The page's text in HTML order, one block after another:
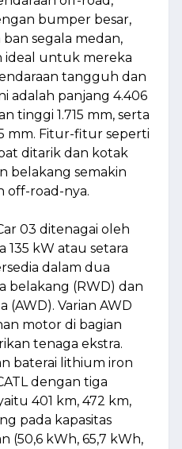
bumper besar,
segala medan,
ideal untuk mereka
tangguh dan
adalah panjang 4.406
tinggi 1.715 mm, serta
mm. Fitur-fitur seperti
ditarik dan kotak
belakang semakin
off-road-nya.
03 ditenagai oleh
kW atau setara
dalam dua
belakang (RWD) dan
Varian AWD
motor di bagian
tenaga ekstra.
baterai lithium iron
dengan tiga
401 km, 472 km,
pada kapasitas
(50,6 kWh, 65,7 kWh,